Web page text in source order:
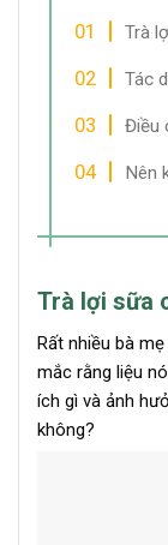
Trà
Tác
Điều
Nên
Trà lợi sữa
Rất nhiều bà
mắc rằng liệu
ích gì và ảnh
không?